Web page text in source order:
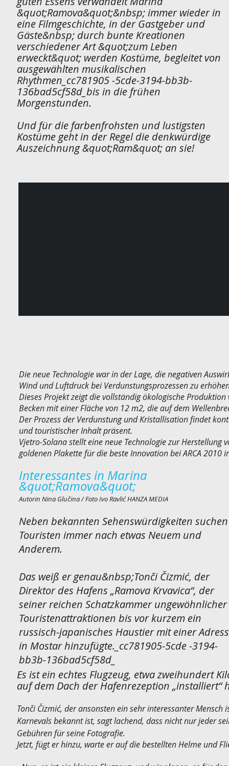
&quot;Ramova&quot;&nbsp; immer wieder in
eine Filmgeschichte, in der Gastgeber und
Gäste&nbsp; durch bunte Kreationen
verschiedener Art &quot;zum Leben
erweckt&quot; werden Kostüme, begleitet von
ausgewählten musikalischen
Rhythmen_cc781905 -5cde-3194-bb3b-
136bad5cf58d_bis in die frühen
Morgenstunden.
Und für die farbenfrohsten und lustigsten
Kostüme geht in der Regel die denkwürdige
Auszeichnung &quot;Ram&quot; an sie!
Die neue Technologie war in der Lage, die negativen
Wind und Luftdruck bei Verdunstungsprozessen zu
Dieses Projekt zeigt die vollständig ökologische
Becken mit einer Fläche von 12 m2, die auf dem
Der Prozess der Verdunstung und Kristallisation findet
und touristischer Inhalt präsent.
Vjetro-Solana stellt eine neue Technologie zur Herstellung
goldenen Plakette für die beste Innovation bei ARCA 2010
Interessantes in Marina
&quot;Ramova&quot;
Autorin Nina Glučina / Foto Ivo Ravlić HANZA MEDIA
Neben bekannten Sehenswürdigkeiten suchen
Touristen immer nach etwas Neuem und
Anderem.
Das weiß er genau&nbsp;Tonči Čizmić, der
Direktor des Hafens „Ramova Krvavica“, der
seiner reichen Schatzkammer ungewöhnlicher
Touristenattraktionen bis vor kurzem ein
russisch-japanisches Haustier mit einer
in Mostar hinzufügte._cc781905-5cde -3194-
bb3b-136bad5cf58d_
Es ist ein echtes Flugzeug, etwa zweihundert
auf dem Dach der Hafenrezeption „installiert“
Tonči Čizmić, der ansonsten ein sehr interessanter
Karnevals bekannt ist, sagt lachend, dass nicht nur jeder
Gebühren für seine Fotografie.
Jetzt, fügt er hinzu, warte er auf die bestellten Helme und